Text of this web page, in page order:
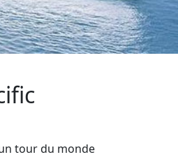
tour du monde